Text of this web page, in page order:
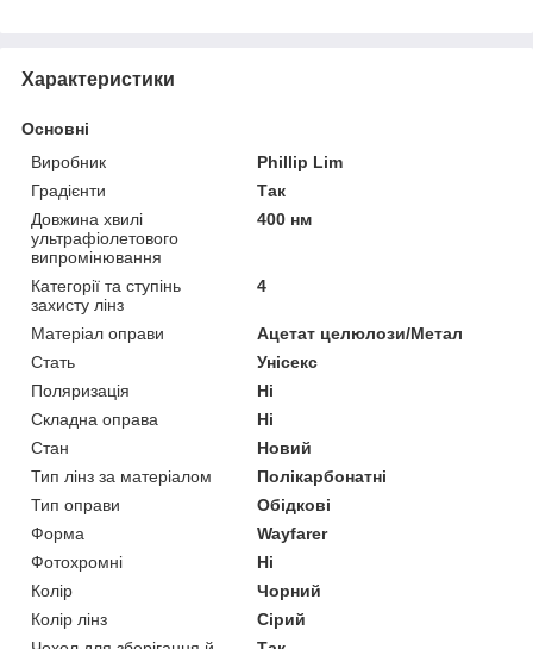
Характеристики
Основні
Виробник
Phillip Lim
Градієнти
Так
Довжина хвилі
ультрафіолетового
випромінювання
400 нм
Категорії та ступінь
захисту лінз
4
Матеріал оправи
Ацетат целюлози/Метал
Стать
Унісекс
Поляризація
Ні
Складна оправа
Ні
Стан
Новий
Тип лінз за матеріалом
Полікарбонатні
Тип оправи
Обідкові
Форма
Wayfarer
Фотохромні
Ні
Колір
Чорний
Колір лінз
Сірий